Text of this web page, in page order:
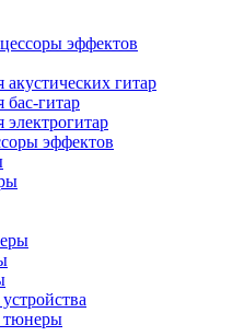
эффектов
гитар
бас-гитар
эффектов
тюнеры